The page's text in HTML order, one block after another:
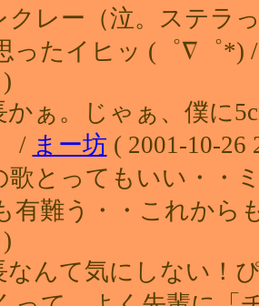
クレー（泣。ステラ
ったイヒッ (゜∇゜*)
かぁ。じゃぁ、僕に
/ まー坊 ( 2001-10-26
歌とってもいい・・
有難う・・これから
なんて気にしない！